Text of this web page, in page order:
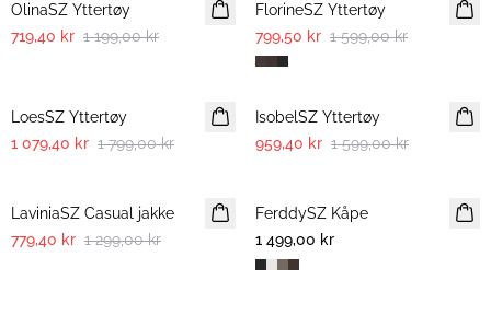
OlinaSZ Yttertøy
719,40 kr 1 199,00 kr
FlorineSZ Yttertøy
799,50 kr 1 599,00 kr
LoesSZ Yttertøy
1 079,40 kr 1 799,00 kr
-40%
IsobelSZ Yttertøy
959,40 kr 1 599,00 kr
LaviniaSZ Casual jakke
779,40 kr 1 299,00 kr
FerddySZ Kåpe
1 499,00 kr